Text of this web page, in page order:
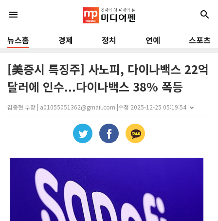
menu search
뉴스홈 경제 정치 연예 스포츠
[美증시 특징주] 사노피, 다이나백스 22억
달러에 인수...다이나백스 38% 폭등
김종현 부장 | a01055051362@gmail.com |수정 2025-12-25 05:19:54